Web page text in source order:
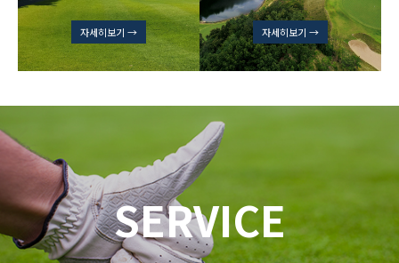
자세히보기 → 자세히보기 →
SERVICE